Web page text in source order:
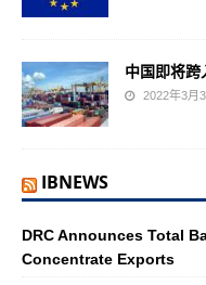
中国即将跨
2022年3月
IBNEWS
DRC Announces Total
Concentrate Exports